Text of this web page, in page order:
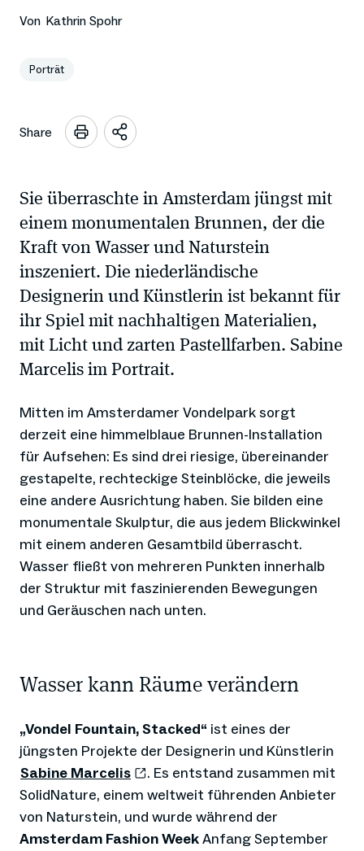
Von Kathrin Spohr
Porträt
Share
Sharing
Sie überraschte in Amsterdam jüngst mit
einem monumentalen Brunnen, der die
Kraft von Wasser und Naturstein
inszeniert. Die niederländische
Designerin und Künstlerin ist bekannt für
ihr Spiel mit nachhaltigen Materialien,
mit Licht und zarten Pastellfarben. Sabine
Marcelis im Portrait.
Mitten im Amsterdamer Vondelpark sorgt
derzeit eine himmelblaue Brunnen-Installation
für Aufsehen: Es sind drei riesige, übereinander
gestapelte, rechteckige Steinblöcke, die jeweils
eine andere Ausrichtung haben. Sie bilden eine
monumentale Skulptur, die aus jedem Blickwinkel
mit einem anderen Gesamtbild überrascht.
Wasser fließt von mehreren Punkten innerhalb
der Struktur mit faszinierenden Bewegungen
und Geräuschen nach unten.
Wasser kann Räume verändern
„Vondel Fountain, Stacked“ ist eines der
jüngsten Projekte der Designerin und Künstlerin
Sabine Marcelis
. Es entstand zusammen mit
SolidNature, einem weltweit führenden Anbieter
von Naturstein, und wurde während der
Amsterdam Fashion WeekAnfang September